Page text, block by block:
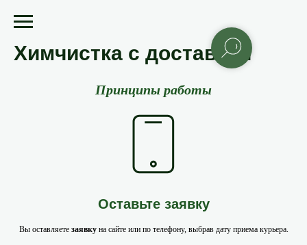
Химчистка с доставкой
Принципы работы
Оставьте заявку
Вы оставляете заявку на сайте или по телефону, выбрав дату приема курьера.